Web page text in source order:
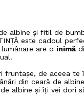
albine și fitil de
este cadoul
are o inimă
fruntașe, de aceea te
din ceară de
albine și îți vei dori